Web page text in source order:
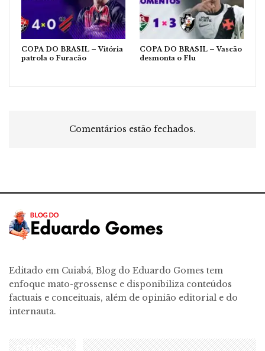
COPA DO BRASIL – Vitória
patrola o Furacão
COPA DO BRASIL – Vascão
desmonta o Flu
Comentários estão fechados.
Editado em Cuiabá, Blog do Eduardo Gomes tem
enfoque mato-grossense e disponibiliza conteúdos
factuais e conceituais, além de opinião editorial e do
internauta.
CATEGORIAS